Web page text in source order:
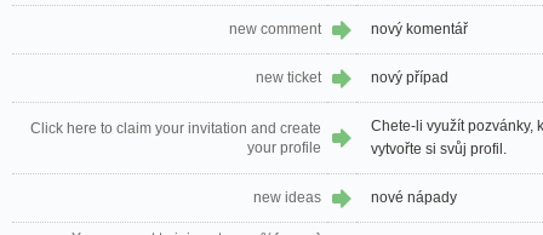
new comment nový komentář
new ticket nový případ
Click here to claim your invitation and create
your profile
Chete-li využít pozvánky,
vytvořte si svůj profil.
new ideas nové nápady